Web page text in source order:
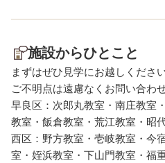
施設からひとこと
まずはぜひ見学にお越しください
ご不明点は遠慮なくお問い合わ
早良区：次郎丸教室・南庄教室
教室・飯倉教室・荒江教室・昭
西区：野方教室・壱岐教室・今
室・姪浜教室・下山門教室・福